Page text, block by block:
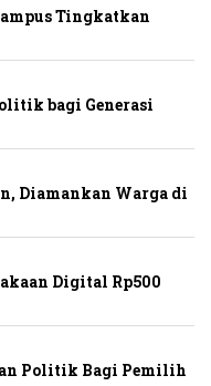
Tingkatkan
bagi Generasi
Diamankan Warga di
Digital Rp500
Politik Bagi Pemilih